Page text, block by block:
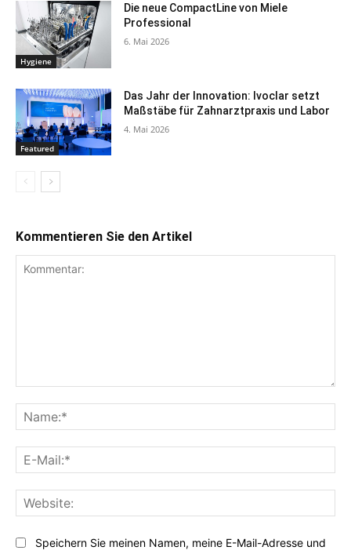
Hygiene
Die neue CompactLine von Miele
Professional
6. Mai 2026
Featured
Das Jahr der Innovation: Ivoclar setzt
Maßstäbe für Zahnarztpraxis und Labor
4. Mai 2026
Kommentieren Sie den Artikel
Speichern Sie meinen Namen, meine E-Mail-Adresse und